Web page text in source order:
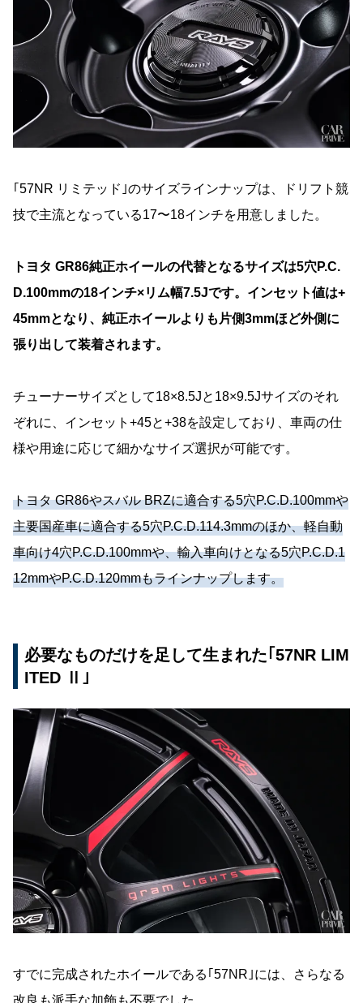
｢57NR リミテッド｣のサイズラインナップは、ドリフト競
技で主流となっている17〜18インチを用意しました。
トヨタ GR86純正ホイールの代替となるサイズは5穴P.C.
D.100mmの18インチ×リム幅7.5Jです。インセット値は+
45mmとなり、純正ホイールよりも片側3mmほど外側に
張り出して装着されます。
チューナーサイズとして18×8.5Jと18×9.5Jサイズのそれ
ぞれに、インセット+45と+38を設定しており、車両の仕
様や用途に応じて細かなサイズ選択が可能です。
トヨタ GR86やスバル BRZに適合する5穴P.C.D.100mmや
主要国産車に適合する5穴P.C.D.114.3mmのほか、軽自動
車向け4穴P.C.D.100mmや、輸入車向けとなる5穴P.C.D.1
12mmやP.C.D.120mmもラインナップします。
必要なものだけを足して生まれた｢57NR LIM
ITED Ⅱ｣
すでに完成されたホイールである｢57NR｣には、さらなる
改良も派手な加飾も不要でした。